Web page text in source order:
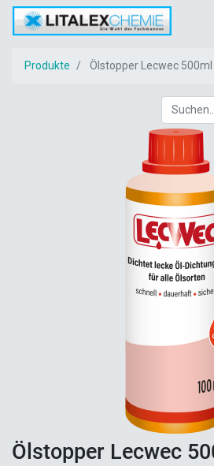
Produkte Ölstopper Lecwec 500ml
Ölstopper Lecwec